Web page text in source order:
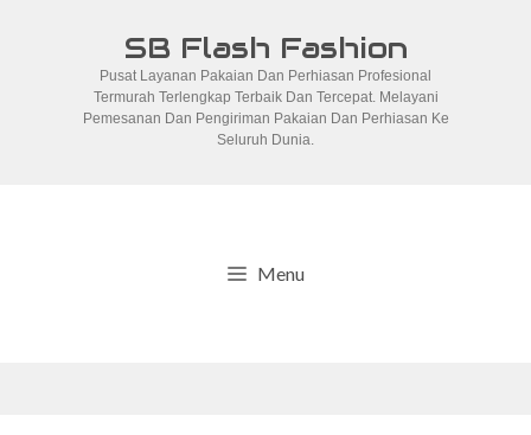
SB Flash Fashion
Pusat Layanan Pakaian Dan Perhiasan Profesional
Termurah Terlengkap Terbaik Dan Tercepat. Melayani
Pemesanan Dan Pengiriman Pakaian Dan Perhiasan Ke
Seluruh Dunia.
Menu